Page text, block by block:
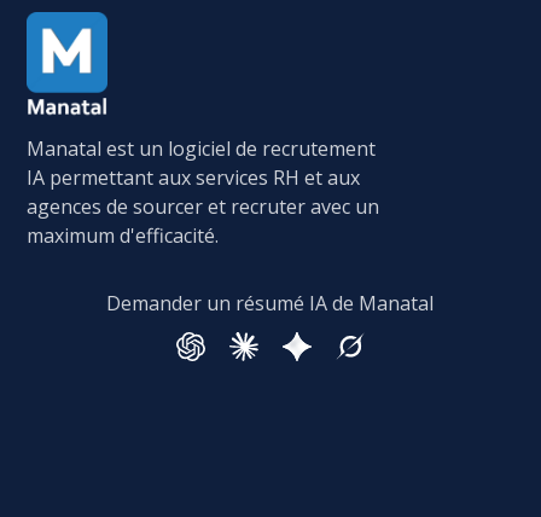
Manatal est un logiciel de recrutement
IA permettant aux services RH et aux
agences de sourcer et recruter avec un
maximum d'efficacité.
Demander un résumé IA de Manatal